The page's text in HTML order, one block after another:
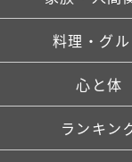
料理・グ
心と体
ランキン